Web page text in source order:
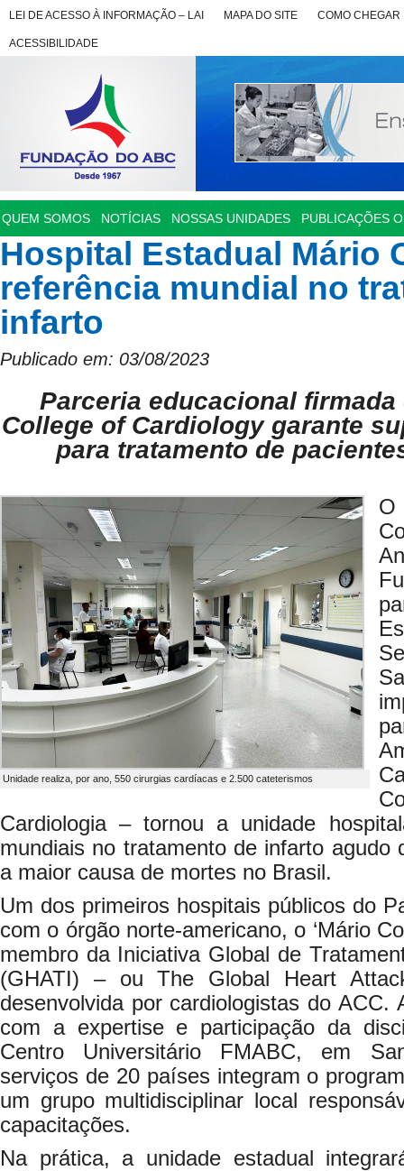
LEI DE ACESSO À INFORMAÇÃO – LAI MAPA DO SITE COMO CHEGAR
ACESSIBILIDADE
QUEM SOMOS NOTÍCIAS NOSSAS UNIDADES PUBLICAÇÕES
Hospital Estadual Mário
referência mundial no
infarto
Publicado em: 03/08/2023
Parceria educacional
College of Cardiology garante
para tratamento de
Unidade realiza, por ano, 550 cirurgias cardíacas e 2.500 cateterismos
O
Cardiologia – tornou a unidade
mundiais no tratamento de infarto agudo
a maior causa de mortes no Brasil.
Um dos primeiros hospitais públicos do
com o órgão norte-americano, o ‘Mário
membro da Iniciativa Global de
(GHATI) – ou The Global Heart
desenvolvida por cardiologistas do ACC.
com a expertise e participação da
Centro Universitário FMABC, em
serviços de 20 países integram o
um grupo multidisciplinar local
capacitações.
Na prática, a unidade estadual